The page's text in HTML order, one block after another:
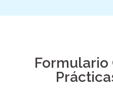
Formulario